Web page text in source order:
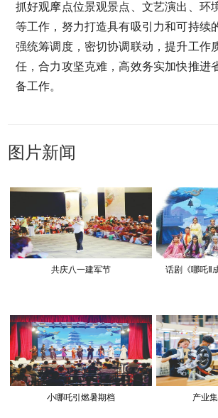
抓好观摩点位景观景点、文艺演出、环
等工作，努力打造具有吸引力和可持续
强统筹调度，密切协调联动，提升工作
任，合力攻坚克难，高效务实加快推进
备工作。
图片新闻
共庆八一建军节 话剧《哪吒Ⅱ
小哪吒引燃暑期档 产业